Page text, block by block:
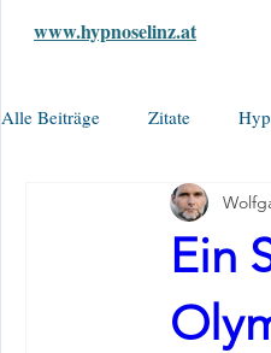
www.hypnoselinz.at
Alle Beiträge Zitate
Ein